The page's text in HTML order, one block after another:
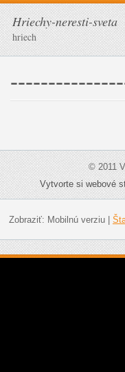
Hriechy-neresti-sveta
hriech
© 2011
Vytvorte si webové
Zobraziť: Mobilnú verziu|